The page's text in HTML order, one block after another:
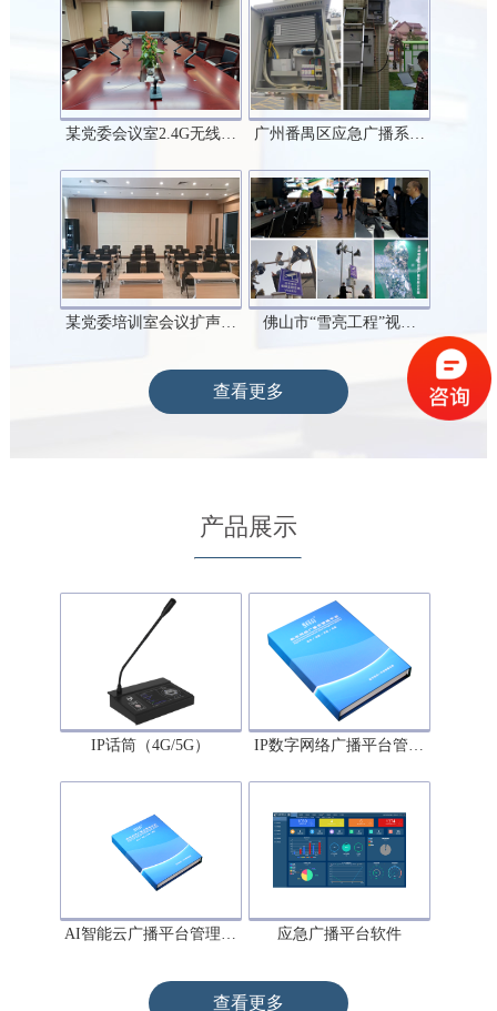
某党委会议室2.4G无线… 广州番禺区应急广播系…
某党委培训室会议扩声… 佛山市“雪亮工程”视…
查看更多
产品展示
IP话筒（4G/5G） IP数字网络广播平台管…
AI智能云广播平台管理… 应急广播平台软件
查看更多